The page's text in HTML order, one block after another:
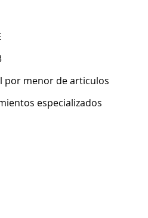
por menor de articulos
especializados